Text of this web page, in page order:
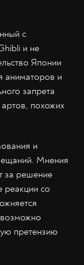
с
и не
Японии
аниматоров и
запрета
похожих
и
Мнения
за решение
реакции со
претензию